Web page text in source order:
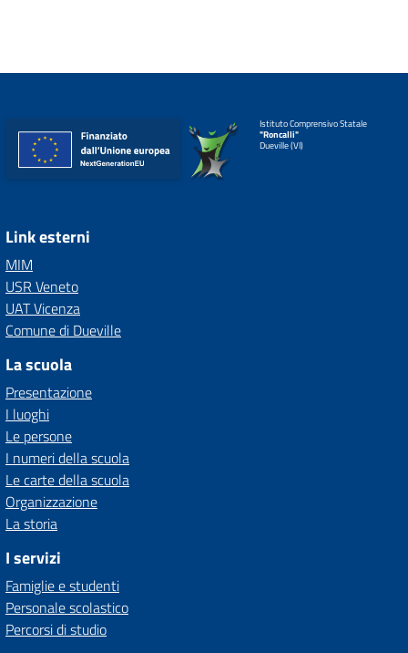
Istituto Comprensivo Statale
"Roncalli"
Dueville (VI)
Link esterni
MIM
USR Veneto
UAT Vicenza
Comune di Dueville
La scuola
Presentazione
I luoghi
Le persone
I numeri della scuola
Le carte della scuola
Organizzazione
La storia
I servizi
Famiglie e studenti
Personale scolastico
Percorsi di studio